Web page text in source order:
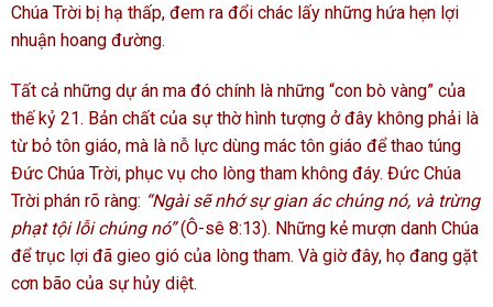
Chúa Trời bị hạ thấp, đem ra đổi chác lấy những hứa hẹn lợi
nhuận hoang đường.
Tất cả những dự án ma đó chính là những “con bò vàng” của
thế kỷ 21. Bản chất của sự thờ hình tượng ở đây không phải là
từ bỏ tôn giáo, mà là nỗ lực dùng mác tôn giáo để thao túng
Đức Chúa Trời, phục vụ cho lòng tham không đáy. Đức Chúa
Trời phán rõ ràng: “Ngài sẽ nhớ sự gian ác chúng nó, và trừng
phạt tội lỗi chúng nó”(Ô-sê 8:13). Những kẻ mượn danh Chúa
để trục lợi đã gieo gió của lòng tham. Và giờ đây, họ đang gặt
cơn bão của sự hủy diệt.